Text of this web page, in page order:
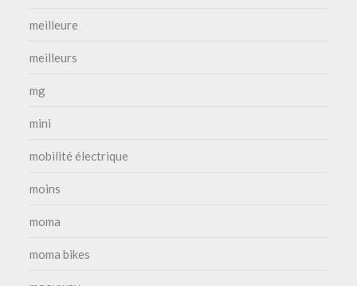
meilleure
meilleurs
mg
mini
mobilité électrique
moins
moma
moma bikes